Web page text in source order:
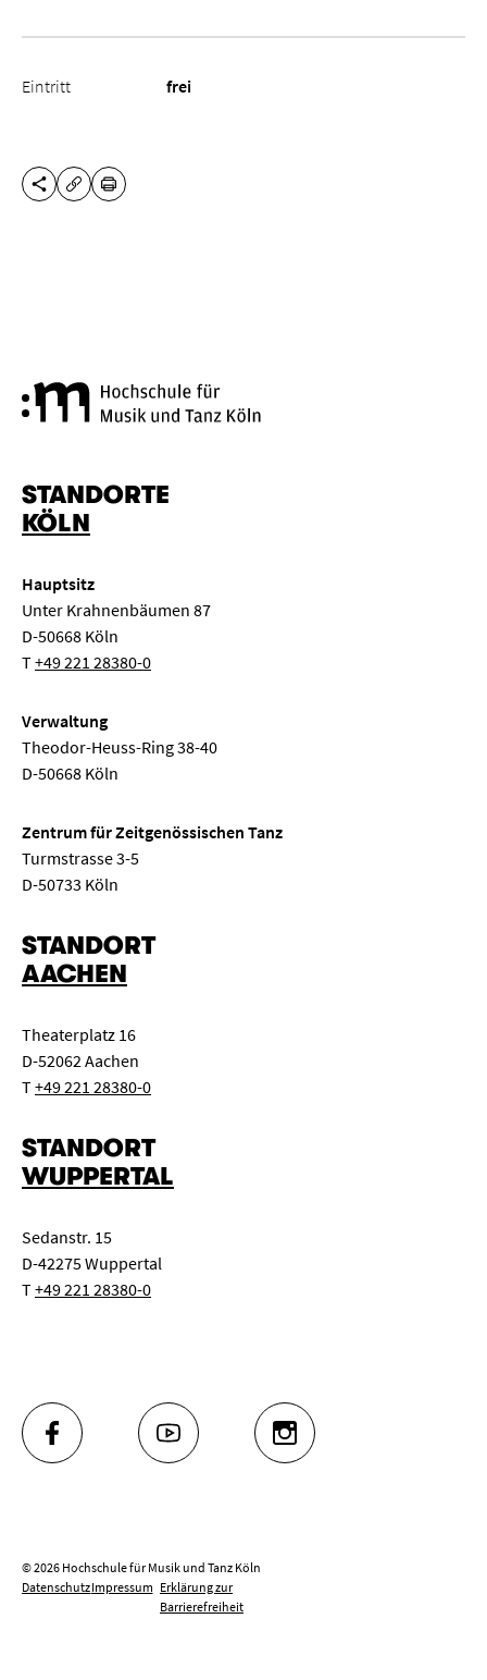
Eintritt frei
DIESE SEITE TEILEN
URL KOPIEREN
DRUCKEN
STANDORTE
KÖLN
Hauptsitz
Unter Krahnenbäumen 87
D-50668 Köln
T+49 221 28380-0
Verwaltung
Theodor-Heuss-Ring 38-40
D-50668 Köln
Zentrum für Zeitgenössischen Tanz
Turmstrasse 3-5
D-50733 Köln
STANDORT
AACHEN
Theaterplatz 16
D-52062 Aachen
T+49 221 28380-0
STANDORT
WUPPERTAL
Sedanstr. 15
D-42275 Wuppertal
T+49 221 28380-0
FACEBOOK YOUTUBE INSTAGRAM
© 2026 Hochschule für Musik und Tanz Köln
DatenschutzImpressum Erklärung zur
Barrierefreiheit